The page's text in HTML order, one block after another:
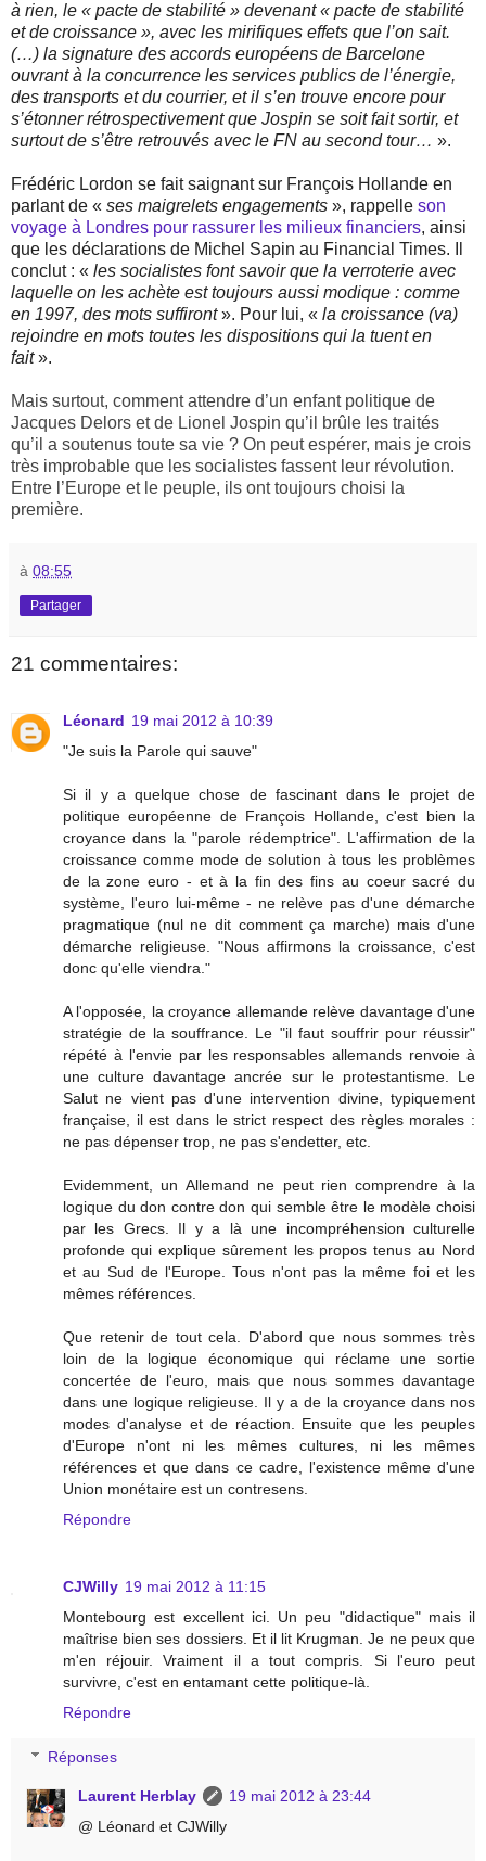
à rien, le « pacte de stabilité » devenant « pacte de stabilité
et de croissance », avec les mirifiques effets que l’on sait.
(…) la signature des accords européens de Barcelone
ouvrant à la concurrence les services publics de l’énergie,
des transports et du courrier, et il s’en trouve encore pour
s’étonner rétrospectivement que Jospin se soit fait sortir, et
surtout de s’être retrouvés avec le FN au second tour… ».
Frédéric Lordon se fait saignant sur François Hollande en
parlant de « ses maigrelets engagements », rappelle son
voyage à Londres pour rassurer les milieux financiers, ainsi
que les déclarations de Michel Sapin au Financial Times. Il
conclut : « les socialistes font savoir que la verroterie avec
laquelle on les achète est toujours aussi modique : comme
en 1997, des mots suffiront». Pour lui, « la croissance (va)
rejoindre en mots toutes les dispositions qui la tuent en
fait».
Mais surtout, comment attendre d’un enfant politique de
Jacques Delors et de Lionel Jospin qu’il brûle les traités
qu’il a soutenus toute sa vie ? On peut espérer, mais je crois
très improbable que les socialistes fassent leur révolution.
Entre l’Europe et le peuple, ils ont toujours choisi la
première.
à 08:55
Partager
21 commentaires:
Léonard 19 mai 2012 à 10:39
"Je suis la Parole qui sauve"
Si il y a quelque chose de fascinant dans le projet de
politique européenne de François Hollande, c'est bien la
croyance dans la "parole rédemptrice". L'affirmation de la
croissance comme mode de solution à tous les problèmes
de la zone euro - et à la fin des fins au coeur sacré du
système, l'euro lui-même - ne relève pas d'une démarche
pragmatique (nul ne dit comment ça marche) mais d'une
démarche religieuse. "Nous affirmons la croissance, c'est
donc qu'elle viendra."
A l'opposée, la croyance allemande relève davantage d'une
stratégie de la souffrance. Le "il faut souffrir pour réussir"
répété à l'envie par les responsables allemands renvoie à
une culture davantage ancrée sur le protestantisme. Le
Salut ne vient pas d'une intervention divine, typiquement
française, il est dans le strict respect des règles morales :
ne pas dépenser trop, ne pas s'endetter, etc.
Evidemment, un Allemand ne peut rien comprendre à la
logique du don contre don qui semble être le modèle choisi
par les Grecs. Il y a là une incompréhension culturelle
profonde qui explique sûrement les propos tenus au Nord
et au Sud de l'Europe. Tous n'ont pas la même foi et les
mêmes références.
Que retenir de tout cela. D'abord que nous sommes très
loin de la logique économique qui réclame une sortie
concertée de l'euro, mais que nous sommes davantage
dans une logique religieuse. Il y a de la croyance dans nos
modes d'analyse et de réaction. Ensuite que les peuples
d'Europe n'ont ni les mêmes cultures, ni les mêmes
références et que dans ce cadre, l'existence même d'une
Union monétaire est un contresens.
Répondre
CJWilly 19 mai 2012 à 11:15
Montebourg est excellent ici. Un peu "didactique" mais il
maîtrise bien ses dossiers. Et il lit Krugman. Je ne peux que
m'en réjouir. Vraiment il a tout compris. Si l'euro peut
survivre, c'est en entamant cette politique-là.
Répondre
Réponses
Laurent Herblay
19 mai 2012 à 23:44
@ Léonard et CJWilly